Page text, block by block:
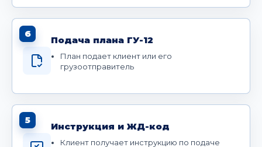
6
Подача плана ГУ-12
План подает клиент или его
грузоотправитель
5
Инструкция и ЖД-код
Клиент получает инструкцию по подаче